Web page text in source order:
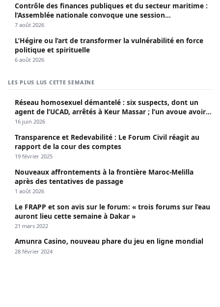
Contrôle des finances publiques et du secteur maritime :
l’Assemblée nationale convoque une session
extraordinaire
7 août 2026
L’Hégire ou l’art de transformer la vulnérabilité en force
politique et spirituelle
6 août 2026
LES PLUS LUS CETTE SEMAINE
Réseau homosexuel démantelé : six suspects, dont un
agent de l’UCAD, arrêtés à Keur Massar ; l’un avoue avoir
propagé le VIH depuis 2018
16 juin 2026
Transparence et Redevabilité : Le Forum Civil réagit au
rapport de la cour des comptes
19 février 2025
Nouveaux affrontements à la frontière Maroc-Melilla
après des tentatives de passage
1 août 2026
Le FRAPP et son avis sur le forum: « trois forums sur l’eau
auront lieu cette semaine à Dakar »
21 mars 2022
Amunra Casino, nouveau phare du jeu en ligne mondial
28 février 2024